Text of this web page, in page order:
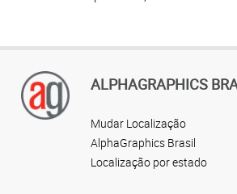
ALPHAGRAPHICS
Mudar Localização
AlphaGraphics Brasil
Localização por estado